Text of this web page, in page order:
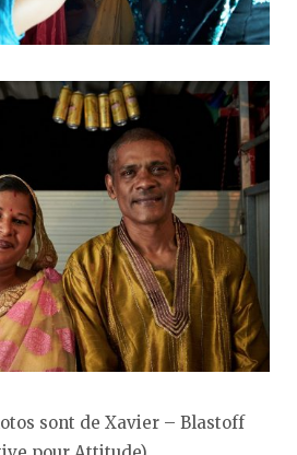
sont de Xavier – Blastoff